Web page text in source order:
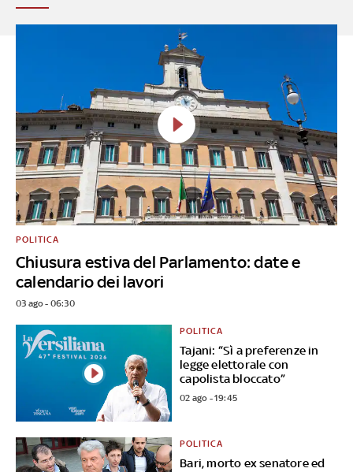
Chiusura estiva del Parlamento: date e
calendario dei lavori
POLITICA
03 ago - 06:30
Tajani: “Sì a preferenze in
legge elettorale con
capolista bloccato”
POLITICA
02 ago - 19:45
Bari, morto ex senatore ed
POLITICA